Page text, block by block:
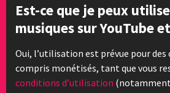
Est-ce que je peux
musiques sur YouTube
Oui, l’utilisation est prévue pour
compris monétisés, tant que vous
conditions d’utilisation